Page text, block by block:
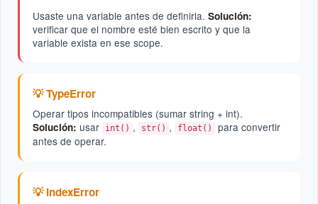
Usaste una variable antes de definirla. Solución:
verificar que el nombre esté bien escrito y que la
variable exista en ese scope.
💡 TypeError
Operar tipos incompatibles (sumar string + int).
Solución: usar int() , str() , float()
para convertir
antes de operar.
💡 IndexError